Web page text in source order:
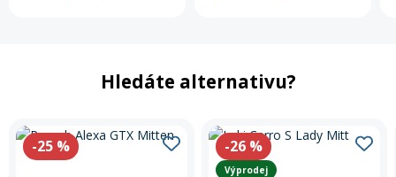
Hledáte alternativu?
-25 % -26 %
Výprodej